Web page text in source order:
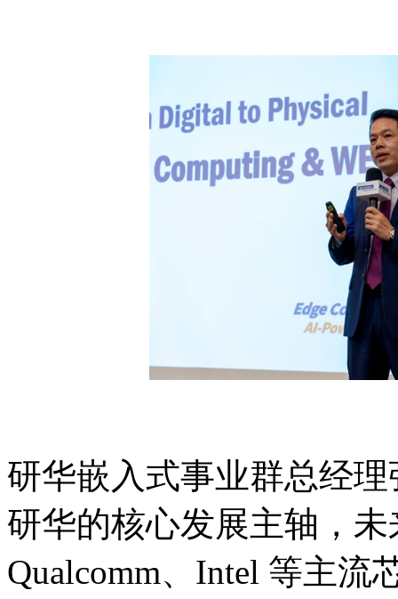
研华嵌入式事业群总经
研华的核心发展主轴，
Qualcomm、Intel 等主流